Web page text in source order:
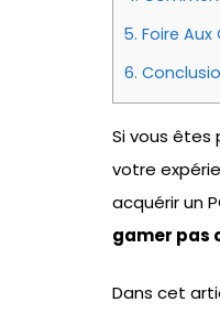
5. Foire
6.
Si vous êtes
votre
acquérir un
gamer pas
Dans cet